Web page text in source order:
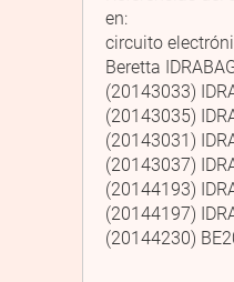
en:
circuito
Beretta
(20143033)
(20143035)
(20143031)
(20143037)
(20144193)
(20144197)
(20144230)